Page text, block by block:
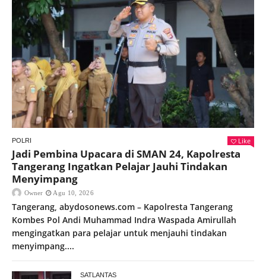
POLRI Like
Jadi Pembina Upacara di SMAN 24, Kapolresta
Tangerang Ingatkan Pelajar Jauhi Tindakan
Menyimpang
Owner Agu 10, 2026
Tangerang, abydosonews.com – Kapolresta Tangerang
Kombes Pol Andi Muhammad Indra Waspada Amirullah
mengingatkan para pelajar untuk menjauhi tindakan
menyimpang....
SATLANTAS